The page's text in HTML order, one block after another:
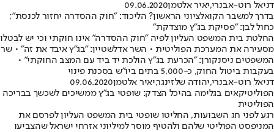
דניאל רוט-אבנרי,יאיר אלטמן09.06.2020
בדרך למשבר הקואלציוני הראשון? הליכוד: "חוק ההסדרה יחזור לכנסת";
כחול לבן: "פסיקת בג"ץ מוצדקת"
החלטת בית המשפט העליון לפיה "חוק ההסדרה" אינו חוקתי וכי יש לבטלו
מסעירה את המערכת הפוליטית • השר אדלשטיין: "בג"ץ איבד את זה" • שר
המשפטים ניסנקורן: "הכרעת בג"ץ הולכת יד ביד עם המצב החוקתי" •
בעקבות ביטול החוק, כ-5,000 בתים ביו"ש בסכנת פינוי
דניאל רוט-אבנרי,יהודה שלזינגר,יאיר אלטמן09.06.2020
הפוליטיקאים בגלימה בהיכל הצדק: שופטי בג"ץ ממשיכים לשכשך בבריכה
הפוליטית
רגע לפני חג השבועות, החליטו שופטי בית המשפט העליון לפרסם את
המניפסט הפוליטי שלהם ולהטיף מוסר למיליוני אזרחי ישראל שהצביעו